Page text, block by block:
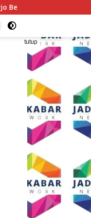
Perbaikan Tidak Bisa
tutup